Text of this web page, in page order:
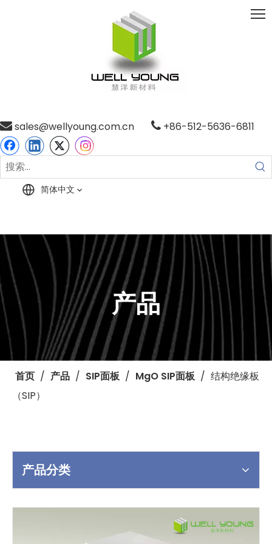
 sales@wellyoung.com.cn  +86-512-5636-6811
简体中文
产品
首页 / 产品 / SIP面板 / MgO SIP面板 / 结构绝缘板
（SIP）
产品分类